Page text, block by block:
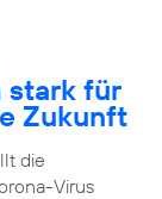
stark für
Zukunft
die
Virus